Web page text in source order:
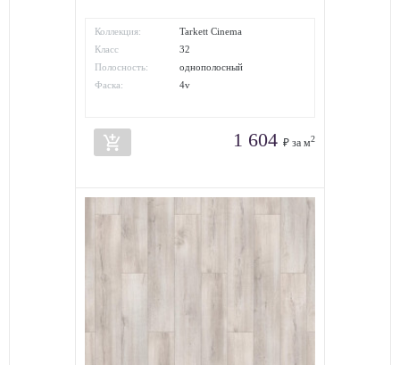
Коллекция:
Tarkett Cinema
Класс
износостойкости:
32
Полосность:
однополосный
Фаска:
4v
add_shopping_cart 1 604 ₽ за м2